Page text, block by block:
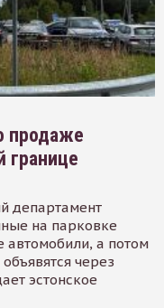
продаже
границе
департамент
на парковке
автомобили, а потом
через
эстонское